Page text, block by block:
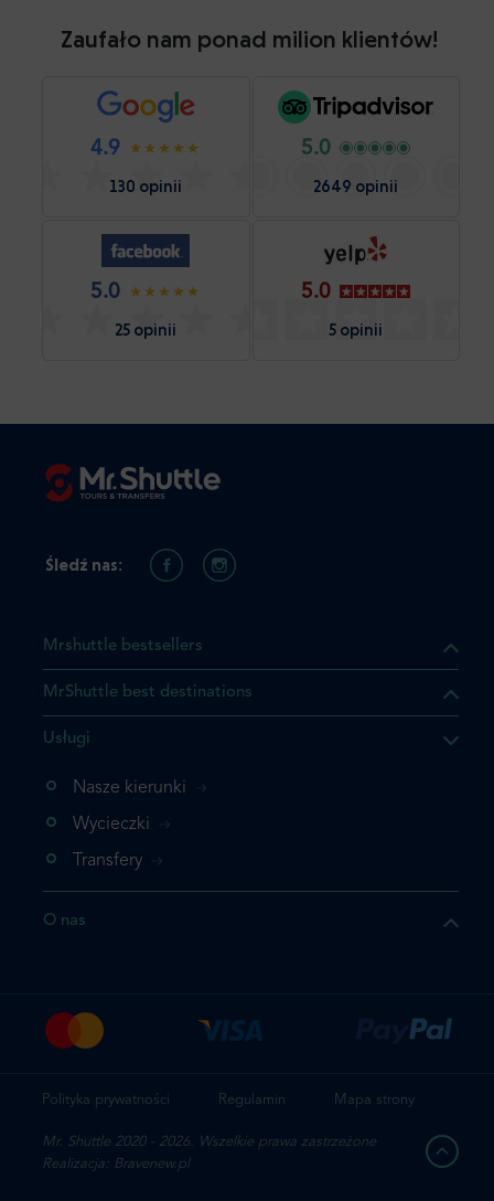
Zaufało nam ponad milion klientów!
4.9
130 opinii
5.0
2649 opinii
5.0
25 opinii
5.0
5 opinii
którego szukasz jest już
nie chcesz dodawać go
Mrshuttle bestsellers
MrShuttle best destinations
Usługi
Nasze kierunki
Wycieczki
Transfery
O nas
Śledź nas:
Polityka prywatności Regulamin Mapa strony
Mr. Shuttle 2020 - 2026. Wszelkie prawa zastrzeżone
Realizacja: Bravenew.pl